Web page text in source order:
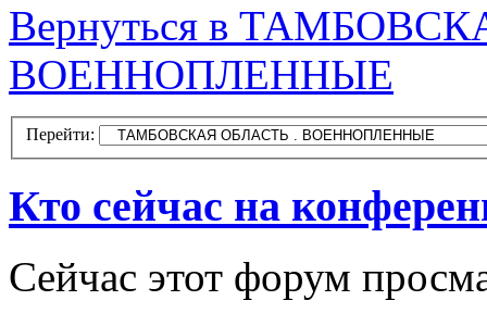
Вернуться в
ВОЕННОПЛЕННЫЕ
Перейти:
Кто сейчас на
Сейчас этот форум